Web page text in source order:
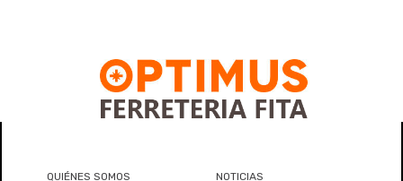
QUIÉNES SOMOS NOTICIAS